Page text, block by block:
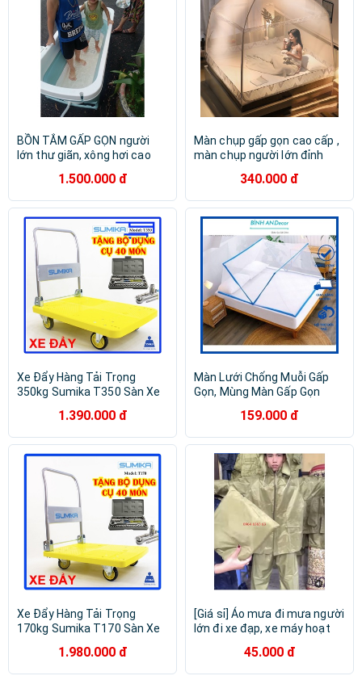
BỒN TẮM GẤP GỌN người
lớn thư giãn, xông hơi cao
1.500.000 đ
Màn chụp gấp gọn cao cấp ,
màn chụp người lớn đỉnh
340.000 đ
Xe Đẩy Hàng Tải Trọng
350kg Sumika T350 Sàn Xe
Gấp Gọn - Xe Đẩy Hàng Tay -
Sàn Nhựa
1.390.000 đ
Màn Lưới Chống Muỗi Gấp
Gọn, Mùng Màn Gấp Gọn
Em Và Người Lớn
159.000 đ
Xe Đẩy Hàng Tải Trọng
170kg Sumika T170 Sàn Xe
1.980.000 đ
[Giá sỉ] Áo mưa đi mưa người
lớn đi xe đạp, xe máy hoạt
45.000 đ